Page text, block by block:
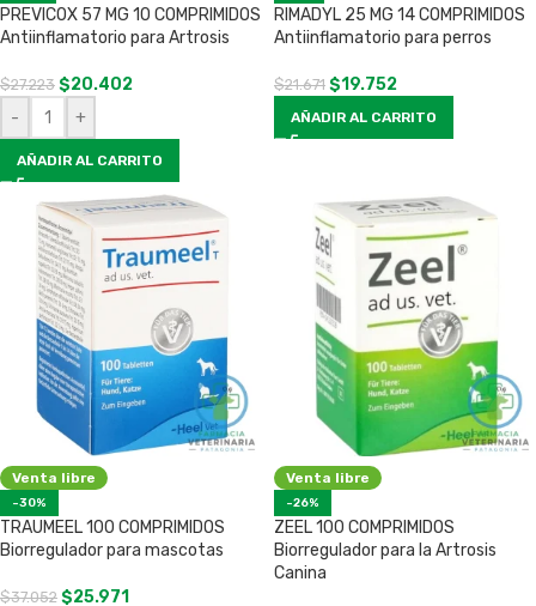
PREVICOX 57 MG 10 COMPRIMIDOS
Antiinflamatorio para Artrosis
$27.223 $20.402
- +
AÑADIR AL CARRITO
RIMADYL 25 MG 14 COMPRIMIDOS
Antiinflamatorio para perros
$21.671 $19.752
AÑADIR AL CARRITO
Venta libre
-30%
TRAUMEEL 100 COMPRIMIDOS
Biorregulador para mascotas
$37.052 $25.971
Venta libre
-26%
ZEEL 100 COMPRIMIDOS
Biorregulador para la Artrosis
Canina